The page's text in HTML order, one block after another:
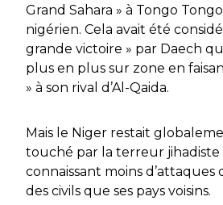
Grand Sahara » à Tongo
nigérien. Cela avait été
grande victoire » par Daech
plus en plus sur zone en
» à son rival d’Al-Qaida.
Mais le Niger restait
touché par la terreur jihadiste
connaissant moins d’attaques
des civils que ses pays voisins.